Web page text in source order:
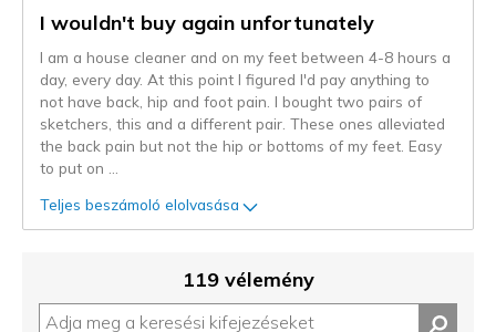
I wouldn't buy again unfortunately
I am a house cleaner and on my feet between 4-8 hours a
day, every day. At this point I figured I'd pay anything to
not have back, hip and foot pain. I bought two pairs of
sketchers, this and a different pair. These ones alleviated
the back pain but not the hip or bottoms of my feet. Easy
to put on
Teljes beszámoló elolvasása
119 vélemény